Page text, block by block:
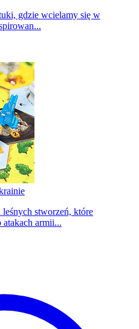
gdzie wcielamy się w
leśnych stworzeń, które
armii...